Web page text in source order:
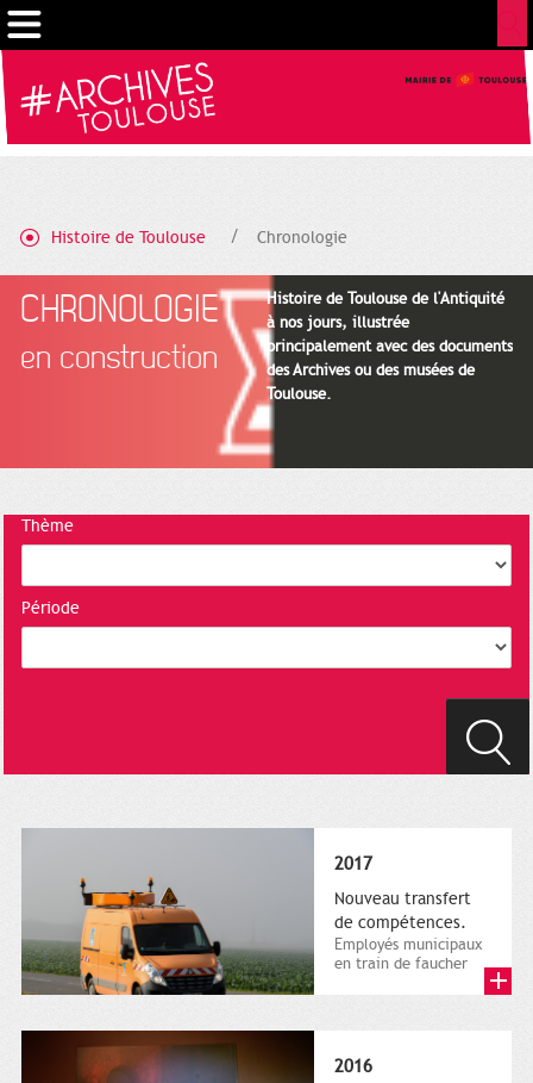
Histoire de Toulouse Chronologie
CHRONOLOGIE
en construction
Histoire de Toulouse de l'Antiquité
à nos jours, illustrée
principalement avec des documents
des Archives ou des musées de
Toulouse.
Thème
Période
2017
Nouveau transfert
de compétences.
Employés municipaux
en train de faucher
2016
Cookies management panel